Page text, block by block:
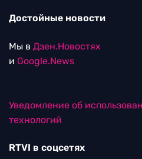
Достойные новости
Мы в Дзен.Новостях
и Google.News
Уведомление об
технологий
RTVI в соцсетях